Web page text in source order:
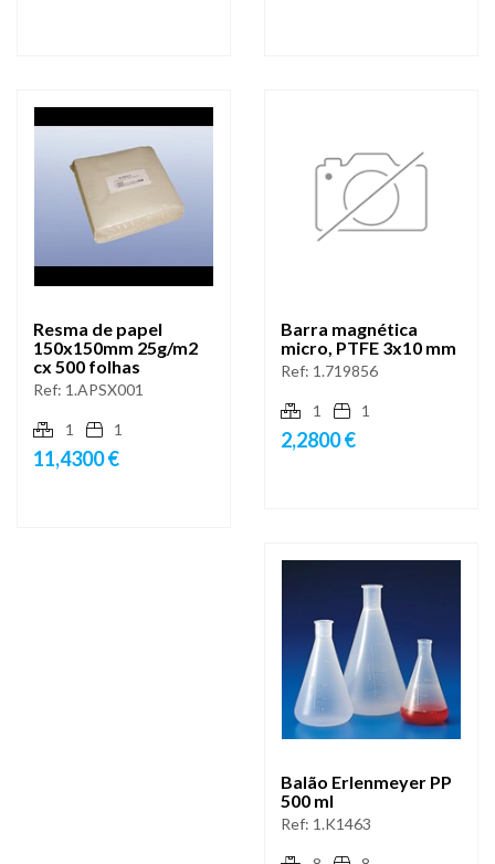
Resma de papel
150x150mm 25g/m2
cx 500 folhas
Ref: 1.APSX001
1 1
11,4300 €
Barra magnética
micro, PTFE 3x10 mm
Ref: 1.719856
1 1
2,2800 €
Balão Erlenmeyer PP
500 ml
Ref: 1.K1463